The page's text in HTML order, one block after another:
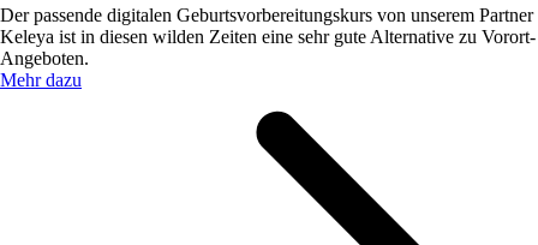
Der passende digitalen Geburtsvorbereitungskurs von unserem Partner
Keleya ist in diesen wilden Zeiten eine sehr gute Alternative zu Vorort-
Angeboten.
Mehr dazu